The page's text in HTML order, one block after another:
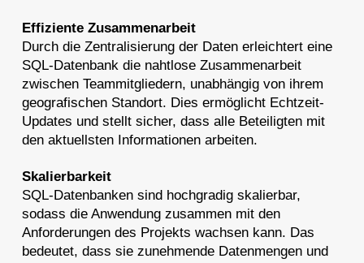
Effiziente Zusammenarbeit
Durch die Zentralisierung der Daten erleichtert eine
SQL-Datenbank die nahtlose Zusammenarbeit
zwischen Teammitgliedern, unabhängig von ihrem
geografischen Standort. Dies ermöglicht Echtzeit-
Updates und stellt sicher, dass alle Beteiligten mit
den aktuellsten Informationen arbeiten.
Skalierbarkeit
SQL-Datenbanken sind hochgradig skalierbar,
sodass die Anwendung zusammen mit den
Anforderungen des Projekts wachsen kann. Das
bedeutet, dass sie zunehmende Datenmengen und